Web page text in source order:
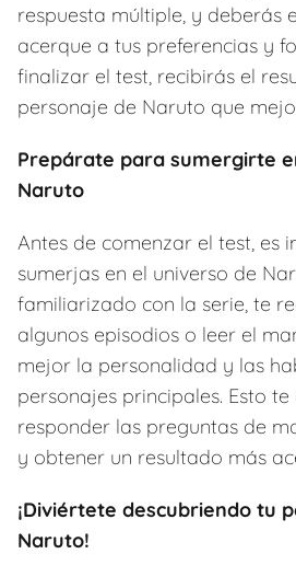
respuesta múltiple, y deberás
acerque a tus preferencias y
finalizar el test, recibirás el
personaje de Naruto que
Prepárate para sumergirte
Naruto
Antes de comenzar el test, es
sumerjas en el universo de
familiarizado con la serie, te
algunos episodios o leer el
mejor la personalidad y las
personajes principales. Esto
responder las preguntas de
y obtener un resultado más
¡Diviértete descubriendo tu
Naruto!